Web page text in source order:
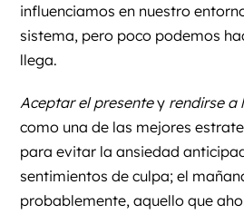
influenciamos en nuestro
sistema, pero poco podemos
llega.
Aceptar el presentey rendirse a
como una de las mejores
para evitar la ansiedad
sentimientos de culpa; el
probablemente, aquello que